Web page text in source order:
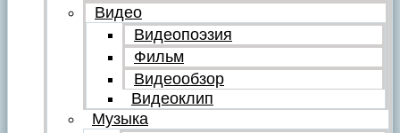
Видео
Видеопоэзия
Фильм
Видеообзор
Видеоклип
Музыка